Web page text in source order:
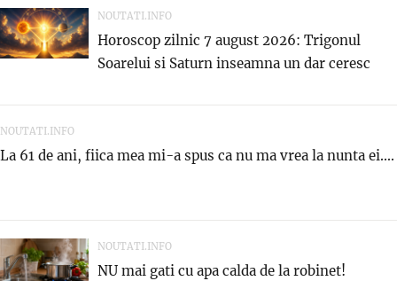
NOUTATI.INFO
Horoscop zilnic 7 august 2026: Trigonul
Soarelui si Saturn inseamna un dar ceresc
NOUTATI.INFO
La 61 de ani, fiica mea mi-a spus ca nu ma vrea la nunta ei....
NOUTATI.INFO
NU mai gati cu apa calda de la robinet!